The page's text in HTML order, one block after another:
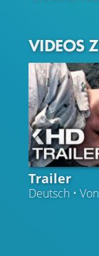
VIDEOS
Trailer
Deutsch • Von